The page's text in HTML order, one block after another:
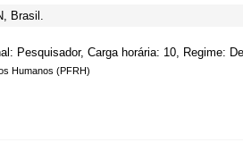
Brasil.
Pesquisador, Carga horária: 10, Regime:
Humanos (PFRH)